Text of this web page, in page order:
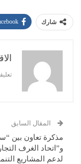
شارك
المقال السابق
مذكرة تعاون بين
و”اتحاد الغرف
لدعم المشاريع